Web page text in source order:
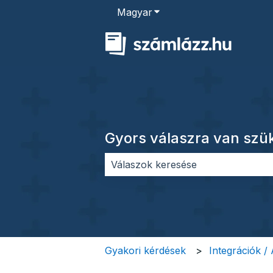
MagyarAlmenü megjelenítése
Gyors válaszra van
Gyakori kérdések Integrációk /